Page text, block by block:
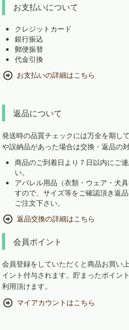
お支払いについて
クレジットカード
銀行振込
郵便振替
代金引換
お支払いの詳細はこちら
返品について
発送時の品質チェックには万全を期し
や誤納品があった場合は交換・返品の
商品のご到着日より７日以内にご
い。
アパレル用品（衣類・ウェア・犬
すので、サイズ等をご確認頂き返
ご注文下さい。
返品交換の詳細はこちら
会員ポイント
会員登録をしていただくと商品お買い
イント付与されます。貯まったポイン
利用頂けます。
マイアカウントはこちら